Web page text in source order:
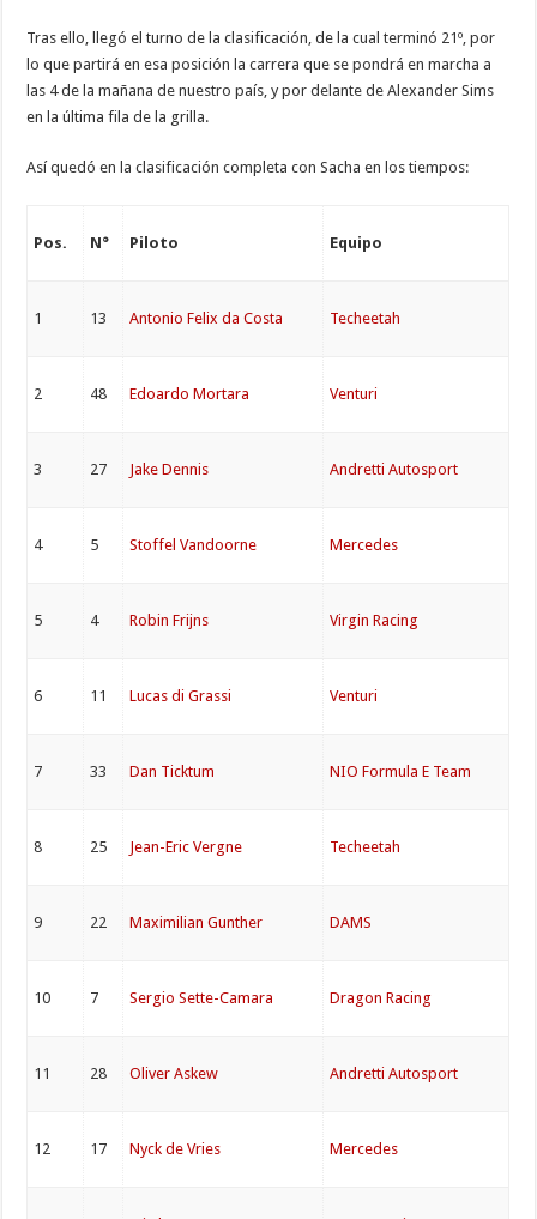
Tras ello, llegó el turno de la clasificación, de la cual terminó 21º, por
lo que partirá en esa posición la carrera que se pondrá en marcha a
las 4 de la mañana de nuestro país, y por delante de Alexander Sims
en la última fila de la grilla.
Así quedó en la clasificación completa con Sacha en los tiempos:
Pos. N° Piloto Equipo
1 13 Antonio Felix da Costa Techeetah
2 48 Edoardo Mortara Venturi
3 27 Jake Dennis Andretti Autosport
4 5 Stoffel Vandoorne Mercedes
5 4 Robin Frijns Virgin Racing
6 11 Lucas di Grassi Venturi
7 33 Dan Ticktum NIO Formula E Team
8 25 Jean-Eric Vergne Techeetah
9 22 Maximilian Gunther DAMS
10 7 Sergio Sette-Camara Dragon Racing
11 28 Oliver Askew Andretti Autosport
12 17 Nyck de Vries Mercedes